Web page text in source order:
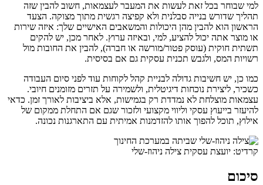
למי שבוחר בכל זאת לעשות את המעבר לעצמאות, חשוב להבין שזה
תהליך שדורש בנייה סבלנית ולא קפיצה רגשית מתוך מצוקה. הצעד
הראשון הוא להבין מהן היכולות והמשאבים האישיים שלך: איזה שירות
או מוצר אתה יכול להציע, למי, ובאיזה ערוץ. לאחר מכן, יש להקים
תשתית חוקית (עוסק פטור/מורשה או חברה), להבין את החובות מול
רשויות המס, ולגבש תכנית עסקית גם אם בסיסית.
כמו כן, יש חשיבות גדולה לבניית קהל לקוחות עוד לפני סיום העבודה
כשכיר, ליצירת נוכחות דיגיטלית, ולשמירה על תזרים מזומנים חיובי.
עצמאות מוצלחת לא נמדדת רק בגמישות, אלא ביציבות לאורך זמן. כדאי
להיעזר בייעוץ עסקי וליווי מקצועי ולזכור שגם אם התחלת ממקום של
אילוץ, תוכל להפוך אותו להזדמנות אמיתית עם התארגנות נכונה.
קרדיט: יועצת עסקית צילה ניהוז-שלי
סיכום